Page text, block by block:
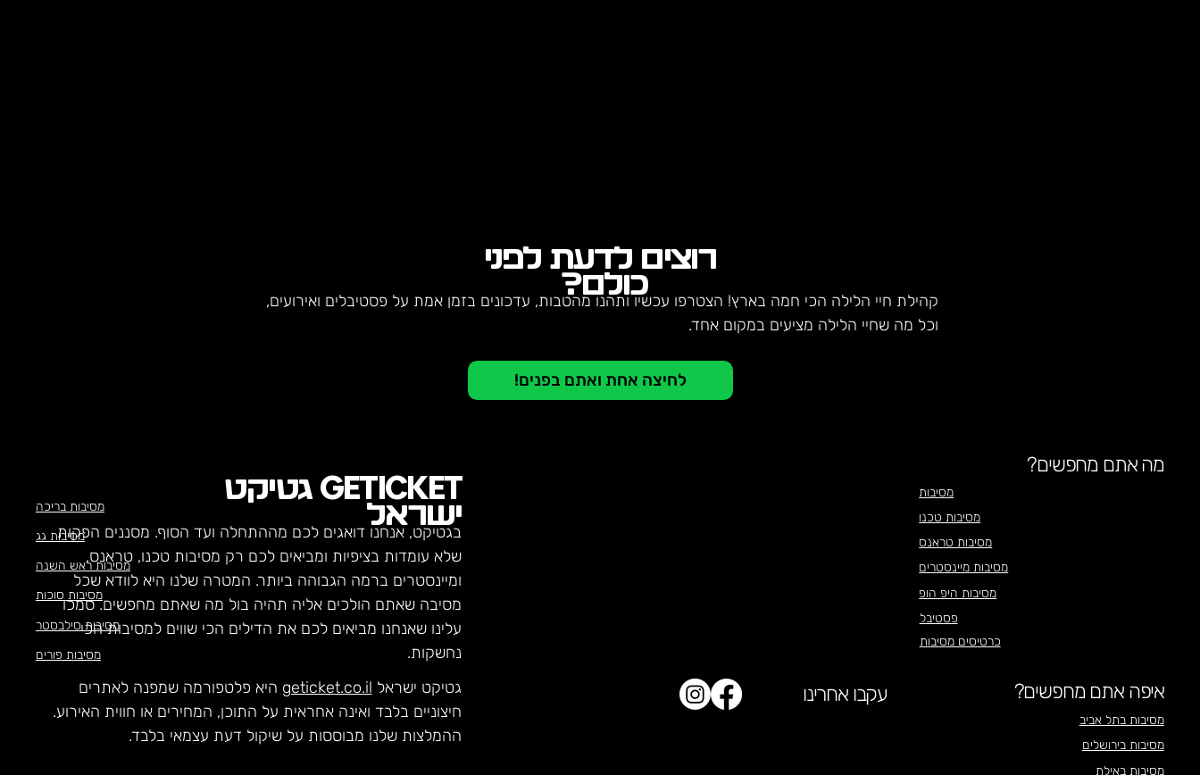
רוצים לדעת לפני
כולם?
קהילת חיי הלילה הכי חמה בארץ! הצטרפו עכשיו ותהנו מהטבות, עדכונים בזמן אמת על פסטיבלים ואירועים,
וכל מה שחיי הלילה מציעים במקום אחד.
לחיצה אחת ואתם בפנים!
מסיבות בריכה
מסיבות גג
מסיבות ראש השנה
מסיבות סוכות
מסיבות סילבסטר
מסיבות פורים
GETICKET גטיקט
ישראל
בגטיקט, אנחנו דואגים לכם מההתחלה ועד הסוף. מסננים הפקות
שלא עומדות בציפיות ומביאים לכם רק מסיבות טכנו, טראנס,
ומיינסטרים ברמה הגבוהה ביותר. המטרה שלנו היא לוודא שכל
מסיבה שאתם הולכים אליה תהיה בול מה שאתם מחפשים. סמכו
עלינו שאנחנו מביאים לכם את הדילים הכי שווים למסיבות הכי
נחשקות.
מה אתם מחפשים?
מסיבות
מסיבות טכנו
מסיבות טראנס
מסיבות מיינסטרים
מסיבות היפ הופ
פסטיבל
כרטיסים מסיבות
גטיקט ישראל geticket.co.il היא פלטפורמה שמפנה לאתרים
חיצוניים בלבד ואינה אחראית על התוכן, המחירים או חווית האירוע.
ההמלצות שלנו מבוססות על שיקול דעת עצמאי בלבד.
עקבו אחרינו איפה אתם מחפשים?
מסיבות בתל אביב
מסיבות בירושלים
מסיבות באילת